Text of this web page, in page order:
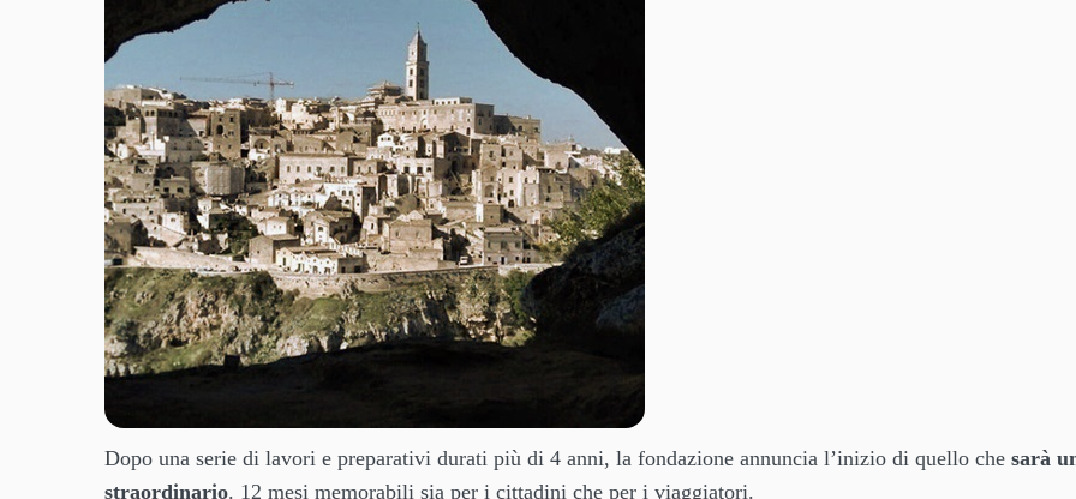
Dopo una serie di lavori e preparativi durati più di 4 anni, la fondazione annuncia l’inizio di quello che sarà
straordinario. 12 mesi memorabili sia per i cittadini che per i viaggiatori.